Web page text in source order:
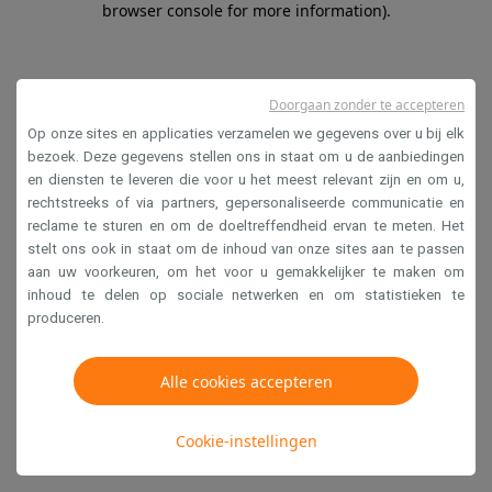
browser console for more information).
Op onze sites en applicaties verzamelen we gegevens over u bij elk
bezoek. Deze gegevens stellen ons in staat om u de aanbiedingen
en diensten te leveren die voor u het meest relevant zijn en om u,
rechtstreeks of via partners, gepersonaliseerde communicatie en
reclame te sturen en om de doeltreffendheid ervan te meten. Het
stelt ons ook in staat om de inhoud van onze sites aan te passen
aan uw voorkeuren, om het voor u gemakkelijker te maken om
inhoud te delen op sociale netwerken en om statistieken te
produceren.
Alle cookies accepteren
Cookie-instellingen
Doorgaan zonder te accepteren